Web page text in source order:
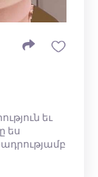
եւ
ես